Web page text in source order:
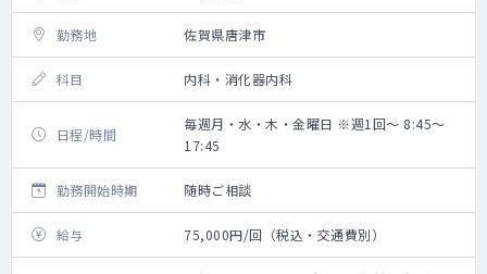
勤務地 佐賀県唐津市
科目 内科・消化器内科
日程/時間
毎週月・水・木・金曜日 ※週1回～ 8:45～
17:45
勤務開始時期 随時ご相談
給与 75,000円/回（税込・交通費別）